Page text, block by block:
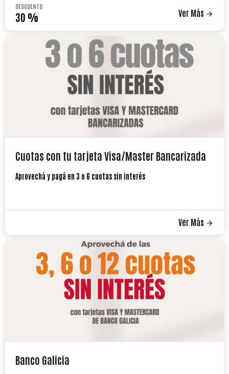
DESCUENTO
30 % Ver Más
Cuotas con tu tarjeta Visa/Master Bancarizada
Aprovechá y pagá en 3 o 6 cuotas sin interés
Ver Más
Banco Galicia